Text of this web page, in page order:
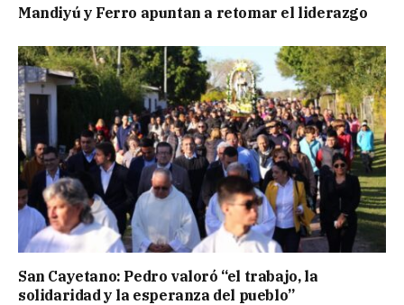
Mandiyú y Ferro apuntan a retomar el liderazgo
San Cayetano: Pedro valoró “el trabajo, la
solidaridad y la esperanza del pueblo”